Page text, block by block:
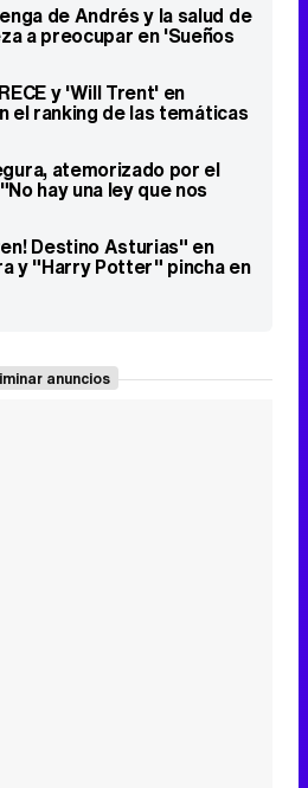
de Andrés y la salud de
a preocupar en 'Sueños
y 'Will Trent' en
el ranking de las temáticas
atemorizado por el
hay una ley que nos
Destino Asturias" en
y "Harry Potter" pincha en
anuncios